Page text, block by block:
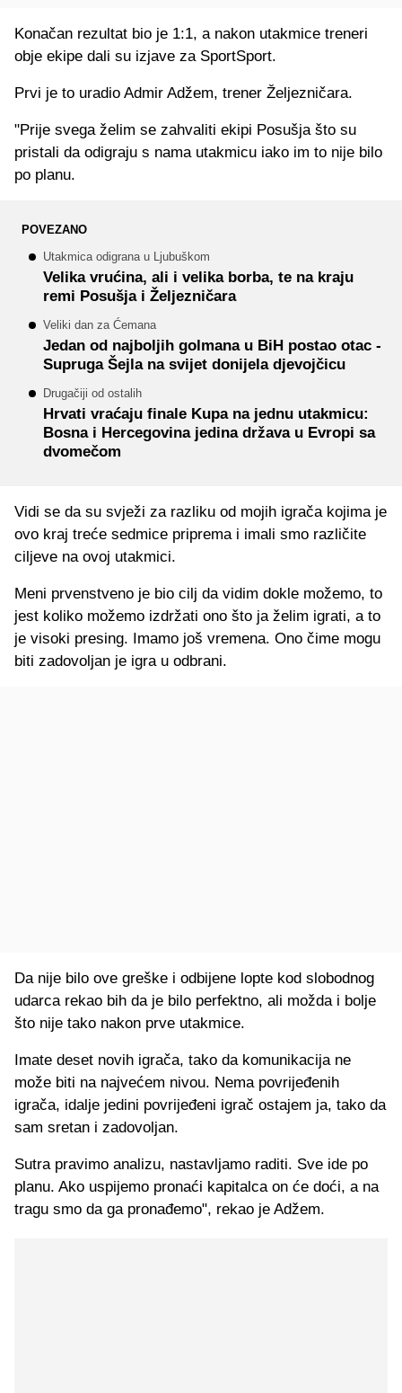
Konačan rezultat bio je 1:1, a nakon utakmice treneri
obje ekipe dali su izjave za SportSport.
Prvi je to uradio Admir Adžem, trener Željezničara.
"Prije svega želim se zahvaliti ekipi Posušja što su
pristali da odigraju s nama utakmicu iako im to nije bilo
po planu.
POVEZANO
Utakmica odigrana u Ljubuškom
Velika vrućina, ali i velika borba, te na kraju
remi Posušja i Željezničara
Veliki dan za Ćemana
Jedan od najboljih golmana u BiH postao otac -
Supruga Šejla na svijet donijela djevojčicu
Drugačiji od ostalih
Hrvati vraćaju finale Kupa na jednu utakmicu:
Bosna i Hercegovina jedina država u Evropi sa
dvomečom
Vidi se da su svježi za razliku od mojih igrača kojima je
ovo kraj treće sedmice priprema i imali smo različite
ciljeve na ovoj utakmici.
Meni prvenstveno je bio cilj da vidim dokle možemo, to
jest koliko možemo izdržati ono što ja želim igrati, a to
je visoki presing. Imamo još vremena. Ono čime mogu
biti zadovoljan je igra u odbrani.
Da nije bilo ove greške i odbijene lopte kod slobodnog
udarca rekao bih da je bilo perfektno, ali možda i bolje
što nije tako nakon prve utakmice.
Imate deset novih igrača, tako da komunikacija ne
može biti na najvećem nivou. Nema povrijeđenih
igrača, idalje jedini povrijeđeni igrač ostajem ja, tako da
sam sretan i zadovoljan.
Sutra pravimo analizu, nastavljamo raditi. Sve ide po
planu. Ako uspijemo pronaći kapitalca on će doći, a na
tragu smo da ga pronađemo", rekao je Adžem.